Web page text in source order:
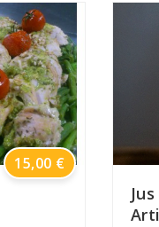
Prix
15,00 €